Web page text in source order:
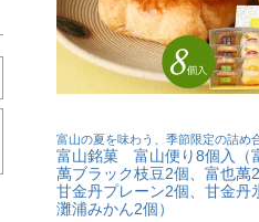
富山の夏を味わう、季節限定の詰め
富山銘菓 富山便り8個入（
萬ブラック枝豆2個、富也萬2
甘金丹プレーン2個、甘金丹
灘浦みかん2個）